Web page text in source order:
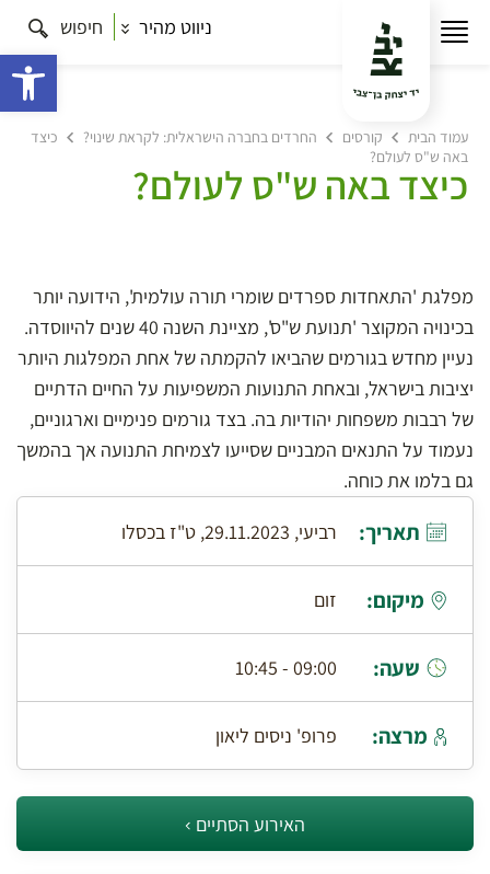
ניווט מהיר חיפוש
עמוד הבית קורסים החרדים בחברה הישראלית: לקראת שינוי?
כיצד
באה ש"ס לעולם?
כיצד באה ש"ס לעולם?
מפלגת 'התאחדות ספרדים שומרי תורה עולמית', הידועה יותר
בכינויה המקוצר 'תנועת ש"ס', מציינת השנה 40 שנים להיווסדה.
נעיין מחדש בגורמים שהביאו להקמתה של אחת המפלגות היותר
יציבות בישראל, ובאחת התנועות המשפיעות על החיים הדתיים
של רבבות משפחות יהודיות בה. בצד גורמים פנימיים וארגוניים,
נעמוד על התנאים המבניים שסייעו לצמיחת התנועה אך בהמשך
גם בלמו את כוחה.
תאריך: רביעי, 29.11.2023, ט"ז בכסלו
מיקום: זום
שעה: 09:00 - 10:45
מרצה: פרופ' ניסים ליאון
האירוע הסתיים